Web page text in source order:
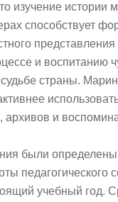
изучение истории
способствует
представления
и воспитанию
судьбе страны.
архивов и
были
педагогического
учебный год.